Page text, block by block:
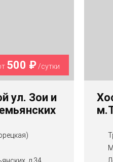
500 ₽ /сутки
ул. Зои и